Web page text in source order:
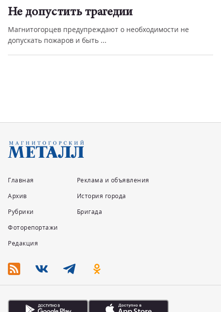
Не допустить трагедии
Магнитогорцев предупреждают о необходимости не
допускать пожаров и быть ...
Главная
Архив
Рубрики
Фоторепортажи
Редакция
Реклама и объявления
История города
Бригада